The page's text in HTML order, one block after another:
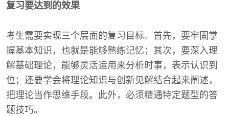
复习要达到的效果
考生需要实现三个层面的复习目标。首先，要牢固掌
握基本知识，也就是能够熟练记忆；其次，要深入理
解基础理论，能够灵活运用来分析时事，表示认识到
位；还要学会将理论知识与创新见解结合起来阐述，
把理论当作思维手段。此外，必须精通特定题型的答
题技巧。